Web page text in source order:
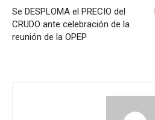
Se DESPLOMA el PRECIO del
CRUDO ante celebración de la
reunión de la OPEP